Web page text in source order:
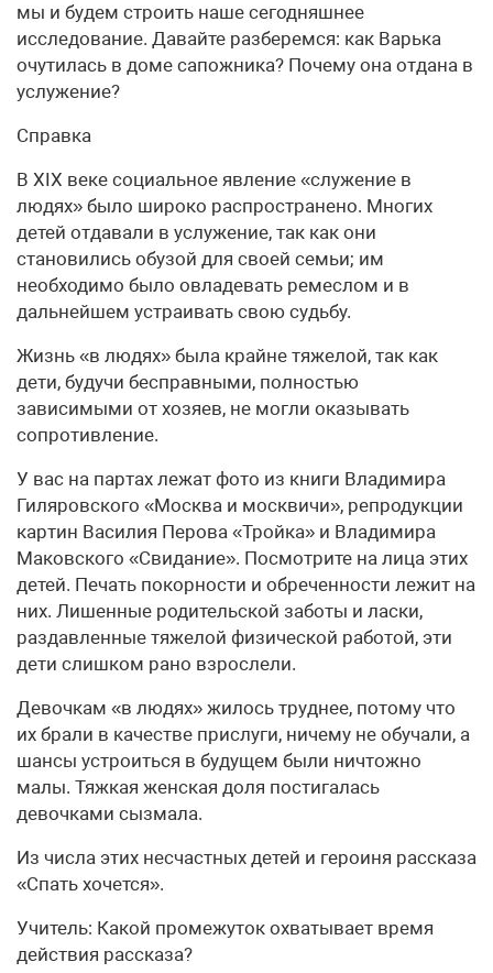
мы и будем строить наше сегодняшнее
исследование. Давайте разберемся: как Варька
очутилась в доме сапожника? Почему она отдана в
услужение?
Справка
В XIX веке социальное явление «служение в
людях» было широко распространено. Многих
детей отдавали в услужение, так как они
становились обузой для своей семьи; им
необходимо было овладевать ремеслом и в
дальнейшем устраивать свою судьбу.
Жизнь «в людях» была крайне тяжелой, так как
дети, будучи бесправными, полностью
зависимыми от хозяев, не могли оказывать
сопротивление.
У вас на партах лежат фото из книги Владимира
Гиляровского «Москва и москвичи», репродукции
картин Василия Перова «Тройка» и Владимира
Маковского «Свидание». Посмотрите на лица этих
детей. Печать покорности и обреченности лежит на
них. Лишенные родительской заботы и ласки,
раздавленные тяжелой физической работой, эти
дети слишком рано взрослели.
Девочкам «в людях» жилось труднее, потому что
их брали в качестве прислуги, ничему не обучали, а
шансы устроиться в будущем были ничтожно
малы. Тяжкая женская доля постигалась
девочками сызмала.
Из числа этих несчастных детей и героиня рассказа
«Спать хочется».
Учитель: Какой промежуток охватывает время
действия рассказа?